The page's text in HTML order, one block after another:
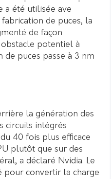
a été utilisée ave
de puces, la
de façon
potentiel à
de puces passe à 3 nm
la génération des
circuits intégrés
40 fois plus efficace
plutôt que sur des
a déclaré Nvidia. Le
pour convertir la charge